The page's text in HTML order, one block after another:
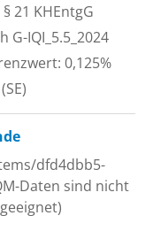
21 KHEntgG
G-IQI_5.5_2024
0,125%
dfd4dbb5-
Daten sind nicht